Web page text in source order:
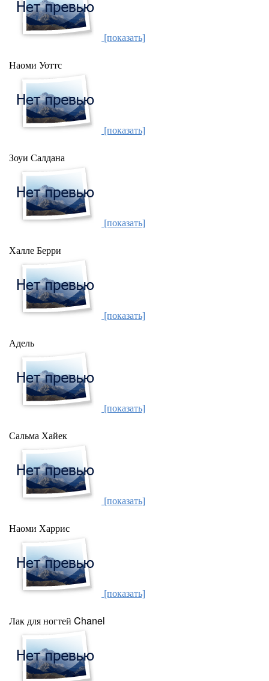
[показать]
Наоми Уоттс
[показать]
Зоуи Салдана
[показать]
Халле Берри
[показать]
Адель
[показать]
Сальма Хайек
[показать]
Наоми Харрис
[показать]
Лак для ногтей Chanel